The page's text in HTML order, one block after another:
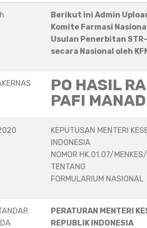
Berikut ini Admin
Komite Farmasi
Usulan Penerbitan
secara Nasional oleh
PO HASIL
PAFI
KEPUTUSAN MENTERI
INDONESIA
NOMOR HK.01.07/
TENTANG
FORMULARIUM NASIONAL
PERATURAN MENTERI
REPUBLIK INDONESIA